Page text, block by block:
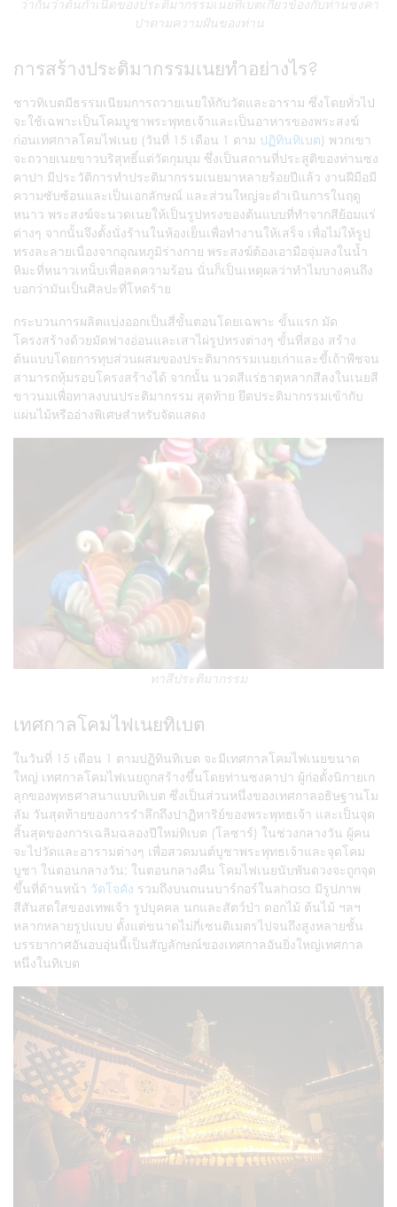
ว่ากันว่าต้นกำเนิดของประติมากรรมเนยทิเบตเกี่ยวข้องกับท่านซงคา
ปาตามความฝันของท่าน
การสร้างประติมากรรมเนยทำอย่างไร?
ชาวทิเบตมีธรรมเนียมการถวายเนยให้กับวัดและอาราม ซึ่งโดยทั่วไป
จะใช้เฉพาะเป็นโคมบูชาพระพุทธเจ้าและเป็นอาหารของพระสงฆ์
ก่อนเทศกาลโคมไฟเนย (วันที่ 15 เดือน 1 ตาม ปฏิทินทิเบต) พวกเขา
จะถวายเนยขาวบริสุทธิ์แด่วัดกุมบุม ซึ่งเป็นสถานที่ประสูติของท่านซง
คาปา มีประวัติการทำประติมากรรมเนยมาหลายร้อยปีแล้ว งานฝีมือมี
ความซับซ้อนและเป็นเอกลักษณ์ และส่วนใหญ่จะดำเนินการในฤดู
หนาว พระสงฆ์จะนวดเนยให้เป็นรูปทรงของต้นแบบที่ทำจากสีย้อมแร่
ต่างๆ จากนั้นจึงตั้งนั่งร้านในห้องเย็นเพื่อทำงานให้เสร็จ เพื่อไม่ให้รูป
ทรงละลายเนื่องจากอุณหภูมิร่างกาย พระสงฆ์ต้องเอามือจุ่มลงในน้ำ
หิมะที่หนาวเหน็บเพื่อลดความร้อน นั่นก็เป็นเหตุผลว่าทำไมบางคนถึง
บอกว่ามันเป็นศิลปะที่โหดร้าย
กระบวนการผลิตแบ่งออกเป็นสี่ขั้นตอนโดยเฉพาะ ขั้นแรก มัด
โครงสร้างด้วยมัดฟางอ่อนและเสาไผ่รูปทรงต่างๆ ขั้นที่สอง สร้าง
ต้นแบบโดยการทุบส่วนผสมของประติมากรรมเนยเก่าและขี้เถ้าพืชจน
สามารถหุ้มรอบโครงสร้างได้ จากนั้น นวดสีแร่ธาตุหลากสีลงในเนยสี
ขาวนมเพื่อทาลงบนประติมากรรม สุดท้าย ยึดประติมากรรมเข้ากับ
แผ่นไม้หรืออ่างพิเศษสำหรับจัดแสดง
ทาสีประติมากรรม
เทศกาลโคมไฟเนยทิเบต
ในวันที่ 15 เดือน 1 ตามปฏิทินทิเบต จะมีเทศกาลโคมไฟเนยขนาด
ใหญ่ เทศกาลโคมไฟเนยถูกสร้างขึ้นโดยท่านซงคาปา ผู้ก่อตั้งนิกายเก
ลุกของพุทธศาสนาแบบทิเบต ซึ่งเป็นส่วนหนึ่งของเทศกาลอธิษฐานโม
ลัม วันสุดท้ายของการรำลึกถึงปาฏิหาริย์ของพระพุทธเจ้า และเป็นจุด
สิ้นสุดของการเฉลิมฉลองปีใหม่ทิเบต (โลซาร์) ในช่วงกลางวัน ผู้คน
จะไปวัดและอารามต่างๆ เพื่อสวดมนต์บูชาพระพุทธเจ้าและจุดโคม
บูชา ในตอนกลางวัน; ในตอนกลางคืน โคมไฟเนยนับพันดวงจะถูกจุด
ขึ้นที่ด้านหน้า วัดโจคัง รวมถึงบนถนนบาร์กอร์ในลhasa มีรูปภาพ
สีสันสดใสของเทพเจ้า รูปบุคคล นกและสัตว์ป่า ดอกไม้ ต้นไม้ ฯลฯ
หลากหลายรูปแบบ ตั้งแต่ขนาดไม่กี่เซนติเมตรไปจนถึงสูงหลายชั้น
บรรยากาศอันอบอุ่นนี้เป็นสัญลักษณ์ของเทศกาลอันยิ่งใหญ่เทศกาล
หนึ่งในทิเบต